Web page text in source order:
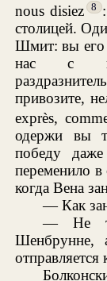
nous disiez
8
столицей.
Шмит: вы его
нас с
привозите,
exprès,
одержи вы
победу
переменило
когда Вена
— Как
— Не
Шенбрунне,